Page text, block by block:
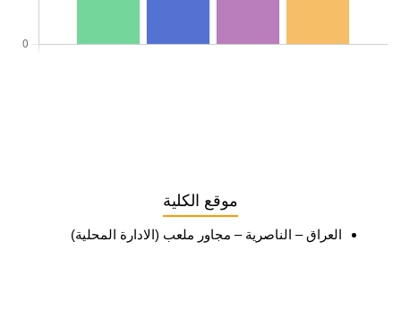
موقع الكلية
العراق – الناصرية – مجاور ملعب (الادارة المحلية)